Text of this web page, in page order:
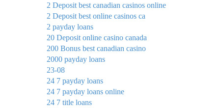
2 Deposit best canadian casinos online
2 Deposit best online casinos ca
2 payday loans
20 Deposit online casino canada
200 Bonus best canadian casino
2000 payday loans
23-08
24 7 payday loans
24 7 payday loans online
24 7 title loans